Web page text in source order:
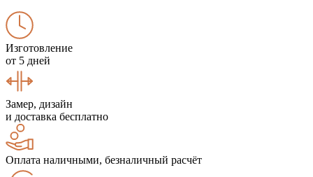
Изготовление
от 5 дней
Замер, дизайн
и доставка бесплатно
Оплата наличными, безналичный расчёт